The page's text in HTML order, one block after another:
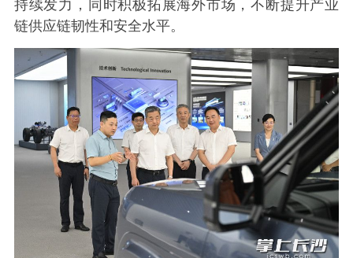
持续发力，同时积极拓展海外市场，不断提升产业
链供应链韧性和安全水平。